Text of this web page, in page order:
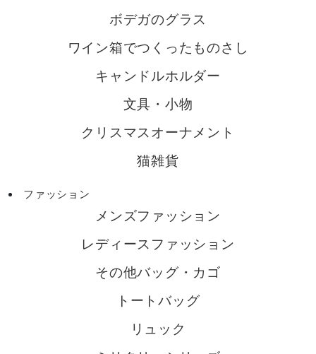
ボデガのグラス
ワイン箱でつくったものさし
キャンドルホルダー
文具・小物
クリスマスオーナメント
猫雑貨
ファッション
メンズファッション
レディースファッション
その他バッグ・カゴ
トートバッグ
リュック